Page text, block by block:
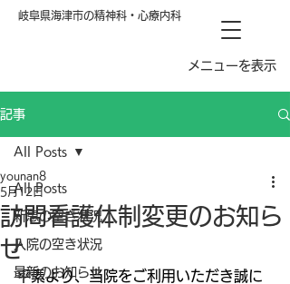
岐阜県海津市の精神科・心療内科
メニューを表示
記事
All Posts
新患の空き状況
入院の空き状況
最新のお知らせ
All Posts
訪問看護体制変更のお知ら
せ
younan8
5月12日
平素より、当院をご利用いただき誠に